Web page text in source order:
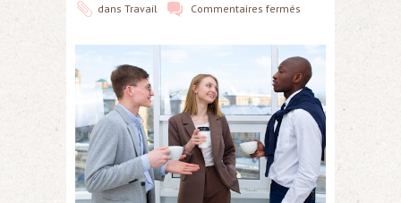
dans Travail Commentaires fermés